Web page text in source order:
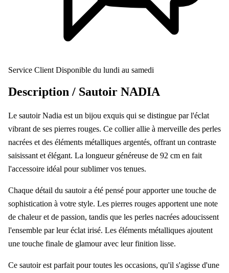
Service Client Disponible du lundi au samedi
Description / Sautoir NADIA
Le sautoir Nadia est un bijou exquis qui se distingue par l'éclat
vibrant de ses pierres rouges. Ce collier allie à merveille des perles
nacrées et des éléments métalliques argentés, offrant un contraste
saisissant et élégant. La longueur généreuse de 92 cm en fait
l'accessoire idéal pour sublimer vos tenues.
Chaque détail du sautoir a été pensé pour apporter une touche de
sophistication à votre style. Les pierres rouges apportent une note
de chaleur et de passion, tandis que les perles nacrées adoucissent
l'ensemble par leur éclat irisé. Les éléments métalliques ajoutent
une touche finale de glamour avec leur finition lisse.
Ce sautoir est parfait pour toutes les occasions, qu'il s'agisse d'une